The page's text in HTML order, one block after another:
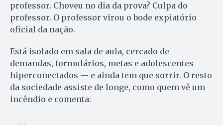
professor. Choveu no dia da prova? Culpa do
professor. O professor virou o bode expiatório
oficial da nação.
Está isolado em sala de aula, cercado de
demandas, formulários, metas e adolescentes
hiperconectados — e ainda tem que sorrir. O resto
da sociedade assiste de longe, como quem vê um
incêndio e comenta: